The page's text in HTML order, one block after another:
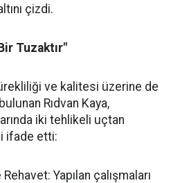
çizdi.
Tuzaktır"
ve kalitesi üzerine de
Rıdvan Kaya,
iki tehlikeli uçtan
ifade etti:
Yapılan çalışmaları